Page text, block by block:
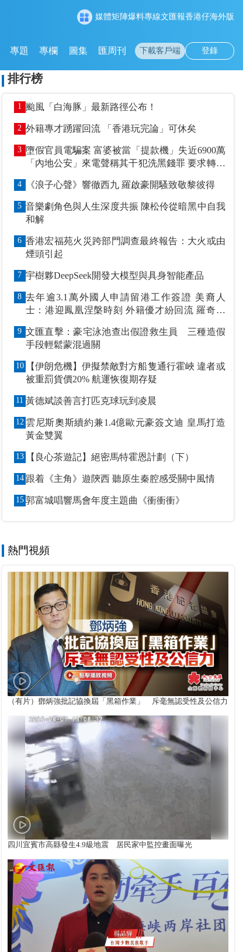
媒體矩陣爆料專線文匯報香港仔海外版
專題 專欄 圖集 匯周刊 下載客戶端 登錄
排行榜
1 颱風「白海豚」最新路徑公布！
2 外籍專才踴躍回流 「香港玩完論」可休矣
3 墮假官員電騙案 富婆被當「提款機」失近6900萬
「內地公安」來電聲稱其干犯洗黑錢罪 要求轉賬
4 《浪子心聲》響徹西九 羅啟豪開騷致敬黎彼得
5 音樂劇角色與人生深度共振 陳松伶從暗黑中自我
和解
6 香港宏福苑火災跨部門調查最終報告：大火或由
煙頭引起
7 宇樹夥DeepSeek開發大模型與具身智能產品
8 去年逾3.1萬外國人申請留港工作簽證 美裔人
士：港迎鳳凰涅槃時刻 外籍優才紛回流 羅奇抹
9 文匯直擊：豪宅泳池查出假證救生員 三種造假
手段輕鬆蒙混過關
10
【伊朗危機】伊擬禁敵對方船隻通行霍峽 違者或
被重罰貨價20% 航運恢復期存疑
11 黃德斌談善言打匹克球玩到凌晨
12 雲尼斯奧斯續約兼1.4億歐元豪簽文迪 皇馬打造
黃金雙翼
13 【良心茶遊記】絕密馬特霍恩計劃（下）
14 跟着《主角》遊陝西 聽原生秦腔感受關中風情
15 郭富城唱響馬會年度主題曲《衝衝衝》
熱門視頻
（有片）鄧炳強批記協換屆「黑箱作業」 斥毫無認受性及公信力
四川宜賓市高縣發生4.9級地震 居民家中監控畫面曝光